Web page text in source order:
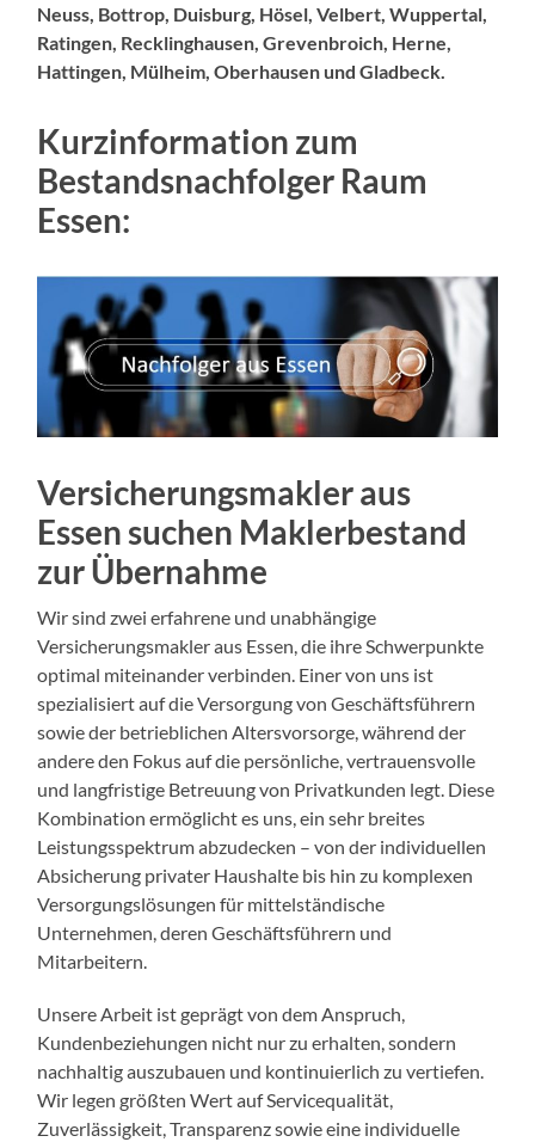
Neuss, Bottrop, Duisburg, Hösel, Velbert, Wuppertal,
Ratingen, Recklinghausen, Grevenbroich, Herne,
Hattingen, Mülheim, Oberhausen und Gladbeck.
Kurzinformation zum
Bestandsnachfolger Raum
Essen:
Versicherungsmakler aus
Essen suchen Maklerbestand
zur Übernahme
Wir sind zwei erfahrene und unabhängige
Versicherungsmakler aus Essen, die ihre Schwerpunkte
optimal miteinander verbinden. Einer von uns ist
spezialisiert auf die Versorgung von Geschäftsführern
sowie der betrieblichen Altersvorsorge, während der
andere den Fokus auf die persönliche, vertrauensvolle
und langfristige Betreuung von Privatkunden legt. Diese
Kombination ermöglicht es uns, ein sehr breites
Leistungsspektrum abzudecken – von der individuellen
Absicherung privater Haushalte bis hin zu komplexen
Versorgungslösungen für mittelständische
Unternehmen, deren Geschäftsführern und
Mitarbeitern.
Unsere Arbeit ist geprägt von dem Anspruch,
Kundenbeziehungen nicht nur zu erhalten, sondern
nachhaltig auszubauen und kontinuierlich zu vertiefen.
Wir legen größten Wert auf Servicequalität,
Zuverlässigkeit, Transparenz sowie eine individuelle